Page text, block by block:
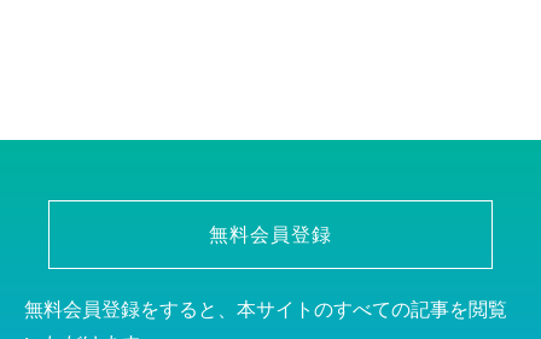
無料会員登録
無料会員登録をすると、本サイトのすべての記事を閲覧